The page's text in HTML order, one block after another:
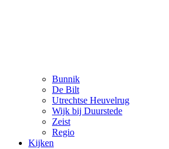
Bunnik
De Bilt
Utrechtse Heuvelrug
Wijk bij Duurstede
Zeist
Regio
Kijken